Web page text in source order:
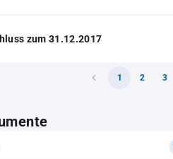
zum 31.12.2017
1 2 3